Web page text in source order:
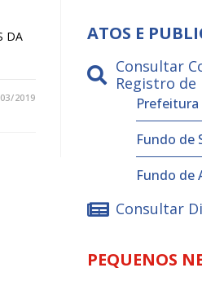
DA
2019
ATOS E
Consultar
Registro de
Prefeitura
Fundo de
Fundo de
Consultar
PEQUENOS